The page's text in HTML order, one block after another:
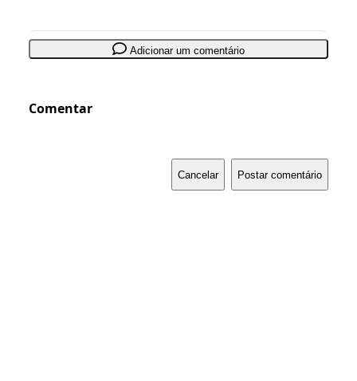
Adicionar um comentário
Comentar
Cancelar Postar comentário